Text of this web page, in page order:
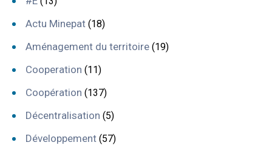
Actu Minepat (18)
Aménagement du territoire (19)
Cooperation (11)
Coopération (137)
Décentralisation (5)
Développement (57)